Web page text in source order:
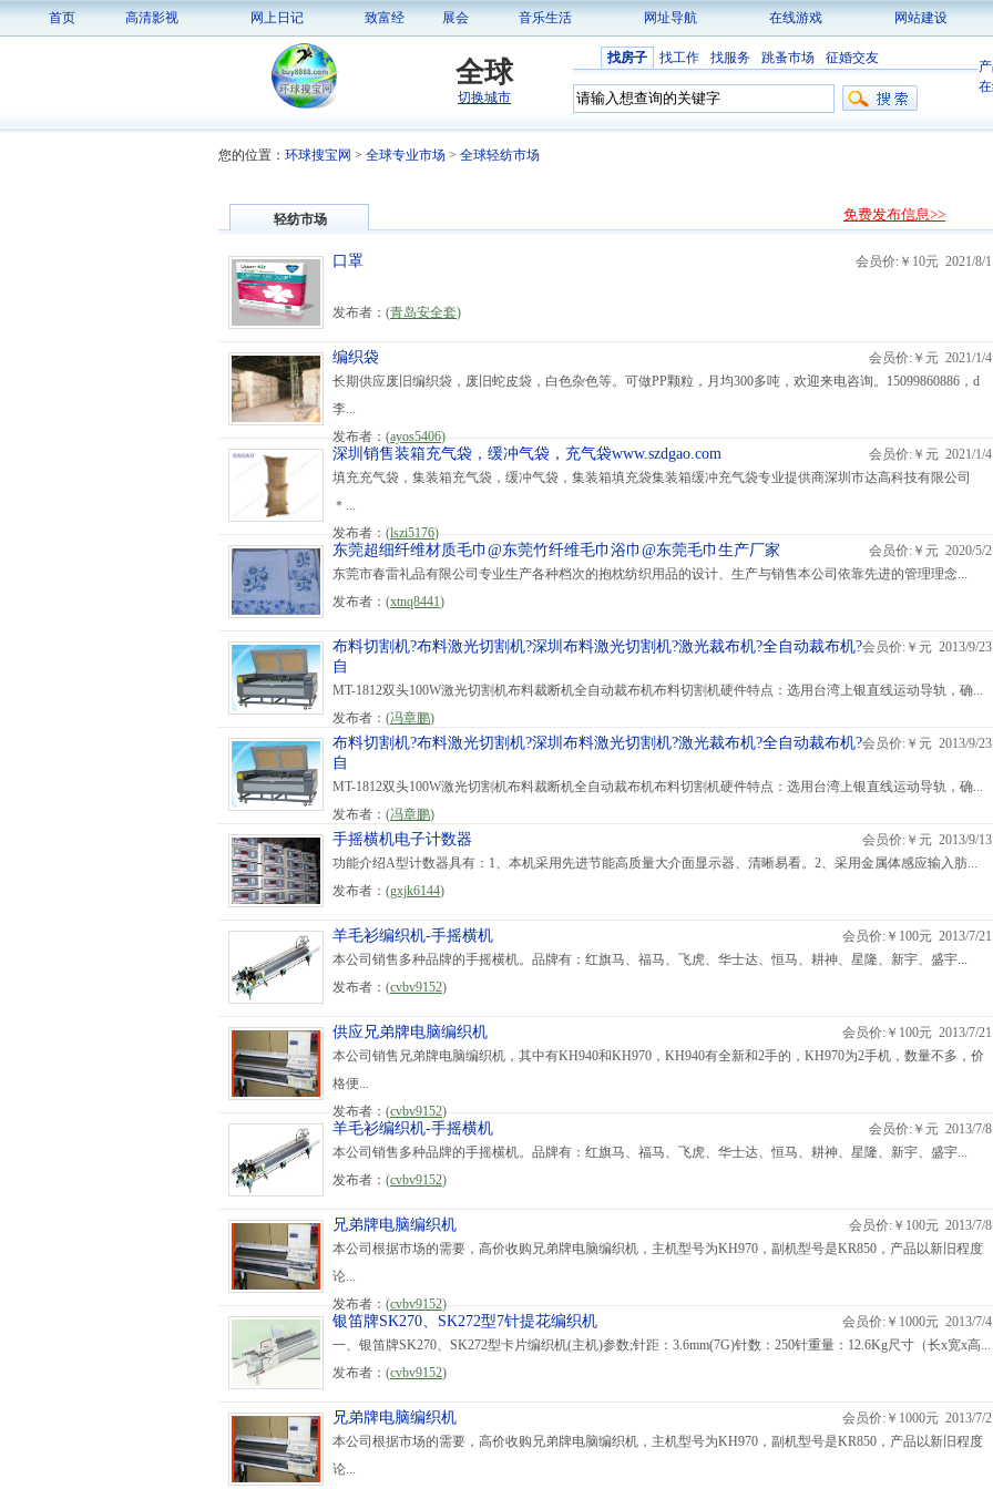
首页 高清影视 网上日记 致富经 展会 音乐生活 网址导航 在线游戏 网站建设
全球
切换城市
找房子 找工作 找服务 跳蚤市场 征婚交友
您的位置： 环球搜宝网 > 全球专业市场 > 全球轻纺市场
轻纺市场 免费发布信息>>
会员价:￥10元 2021/8/1
口罩
发布者： (青岛安全套)
会员价:￥元 2021/1/4
编织袋
长期供应废旧编织袋，废旧蛇皮袋，白色杂色等。可做PP颗粒，月均300多吨，欢迎来电咨询。15099860886，d
李...
发布者： (ayos5406)
会员价:￥元 2021/1/4
深圳销售装箱充气袋，缓冲气袋，充气袋www.szdgao.com
填充充气袋，集装箱充气袋，缓冲气袋，集装箱填充袋集装箱缓冲充气袋专业提供商深圳市达高科技有限公司
＊...
发布者： (lszi5176)
会员价:￥元 2020/5/2
东莞超细纤维材质毛巾@东莞竹纤维毛巾浴巾@东莞毛巾生产厂家
东莞市春雷礼品有限公司专业生产各种档次的抱枕纺织用品的设计、生产与销售本公司依靠先进的管理理念...
发布者： (xtnq8441)
会员价:￥元 2013/9/23
布料切割机?布料激光切割机?深圳布料激光切割机?激光裁布机?全自动裁布机?
自
MT-1812双头100W激光切割机布料裁断机全自动裁布机布料切割机硬件特点：选用台湾上银直线运动导轨，确...
发布者： (冯章鹏)
会员价:￥元 2013/9/23
布料切割机?布料激光切割机?深圳布料激光切割机?激光裁布机?全自动裁布机?
自
MT-1812双头100W激光切割机布料裁断机全自动裁布机布料切割机硬件特点：选用台湾上银直线运动导轨，确...
发布者： (冯章鹏)
会员价:￥元 2013/9/13
手摇横机电子计数器
功能介绍A型计数器具有：1、本机采用先进节能高质量大介面显示器、清晰易看。2、采用金属体感应输入肪...
发布者： (gxjk6144)
会员价:￥100元 2013/7/21
羊毛衫编织机-手摇横机
本公司销售多种品牌的手摇横机。品牌有：红旗马、福马、飞虎、华士达、恒马、耕神、星隆、新宇、盛宇...
发布者： (cvbv9152)
会员价:￥100元 2013/7/21
供应兄弟牌电脑编织机
本公司销售兄弟牌电脑编织机，其中有KH940和KH970，KH940有全新和2手的，KH970为2手机，数量不多，价
格便...
发布者： (cvbv9152)
会员价:￥元 2013/7/8
羊毛衫编织机-手摇横机
本公司销售多种品牌的手摇横机。品牌有：红旗马、福马、飞虎、华士达、恒马、耕神、星隆、新宇、盛宇...
发布者： (cvbv9152)
会员价:￥100元 2013/7/8
兄弟牌电脑编织机
本公司根据市场的需要，高价收购兄弟牌电脑编织机，主机型号为KH970，副机型号是KR850，产品以新旧程度
论...
发布者： (cvbv9152)
会员价:￥1000元 2013/7/4
银笛牌SK270、SK272型7针提花编织机
一、银笛牌SK270、SK272型卡片编织机(主机)参数;针距：3.6mm(7G)针数：250针重量：12.6Kg尺寸（长x宽x高...
发布者： (cvbv9152)
会员价:￥1000元 2013/7/2
兄弟牌电脑编织机
本公司根据市场的需要，高价收购兄弟牌电脑编织机，主机型号为KH970，副机型号是KR850，产品以新旧程度
论...